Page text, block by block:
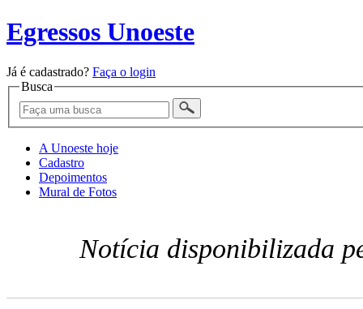
Egressos Unoeste
Já é cadastrado? Faça o login
Busca
A Unoeste hoje
Cadastro
Depoimentos
Mural de Fotos
Notícia disponibilizada